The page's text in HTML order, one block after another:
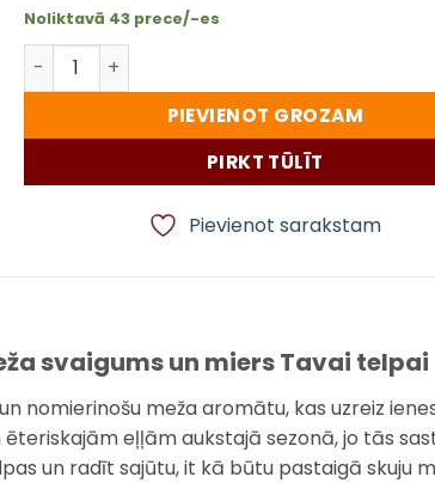
Noliktavā 43 prece/-es
Egles ēteriskā aromātiskā eļļa 10 ml –
PIEVIENOT GROZAM
PIRKT TŪLĪT
Pievienot sarakstam
svaigums un miers Tavai telpai
nomierinošu meža aromātu, kas uzreiz
eļļām aukstajā sezonā, jo tās
un radīt sajūtu, it kā būtu pastaigā skuju